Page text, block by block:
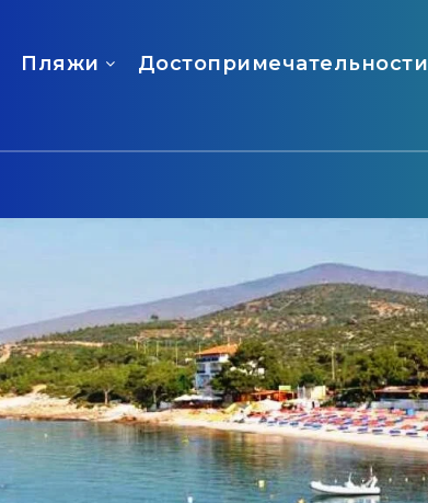
Пляжи Достопримечательности